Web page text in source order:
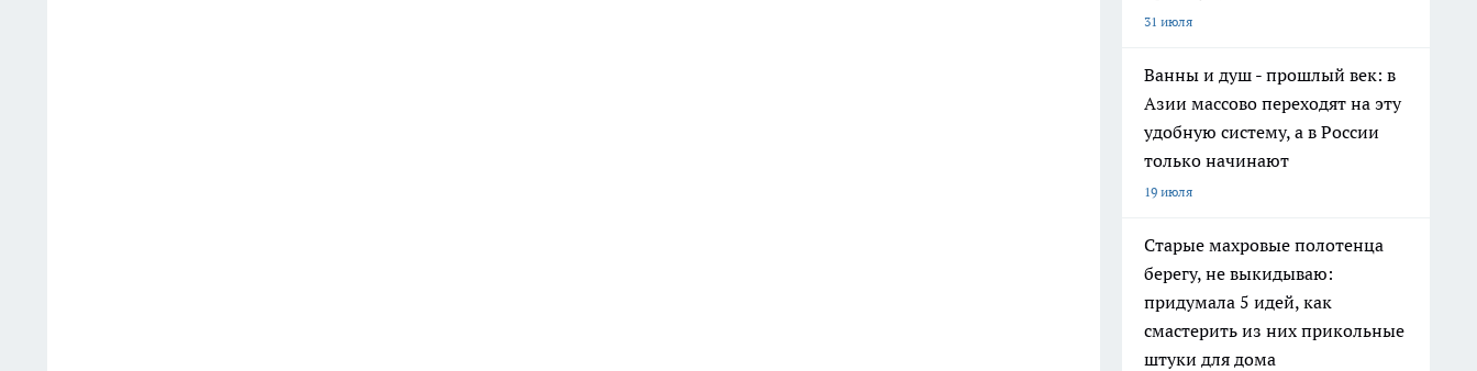
31 июля
Ванны и душ - прошлый век: в
Азии массово переходят на эту
удобную систему, а в России
только начинают
19 июля
Старые махровые полотенца
берегу, не выкидываю:
придумала 5 идей, как
смастерить из них прикольные
штуки для дома